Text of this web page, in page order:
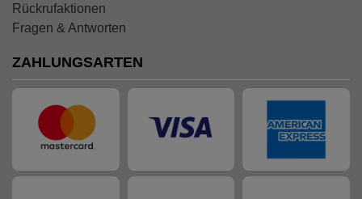
Rückrufaktionen
Fragen & Antworten
ZAHLUNGSARTEN